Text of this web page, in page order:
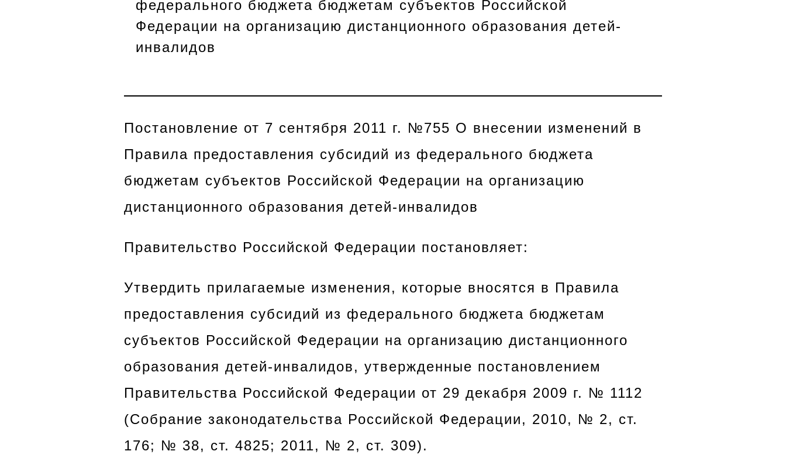
федерального бюджета бюджетам субъектов Российской
Федерации на организацию дистанционного образования детей-
инвалидов
Постановление от 7 сентября 2011 г. №755 О внесении изменений в
Правила предоставления субсидий из федерального бюджета
бюджетам субъектов Российской Федерации на организацию
дистанционного образования детей-инвалидов
Правительство Российской Федерации постановляет:
Утвердить прилагаемые изменения, которые вносятся в Правила
предоставления субсидий из федерального бюджета бюджетам
субъектов Российской Федерации на организацию дистанционного
образования детей-инвалидов, утвержденные постановлением
Правительства Российской Федерации от 29 декабря 2009 г. № 1112
(Собрание законодательства Российской Федерации, 2010, № 2, ст.
176; № 38, ст. 4825; 2011, № 2, ст. 309).